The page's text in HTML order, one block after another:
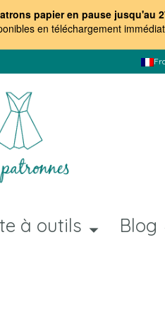
papier en pause jusqu'au
en téléchargement immédiat
à outils Blog